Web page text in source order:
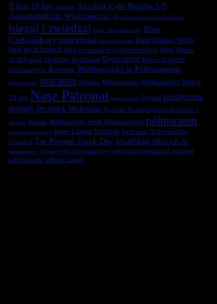
5 km 10 km Agrobex Agrobex Cykl Biegów 5/5
Automobilklub Wielkopolski Bieg Agrobex zalasewska Piątka
biegaj i zwiedzaj bieg charytatywny Bieg
Czekoladowy biegi górskie biegi w terenie Bieg Ognia i Wody
bieg po schodach Bieg po schodach Collegium Altum dieta Domix
AGD Poznań Duathlon Tor Poznań Dynasplint Korona Polskich
Półmaratonów Korona Wielkopolski w Półmaratonie
Koronawirus maraton Millano Mistrzostwa Wielkopolski Policji
10 km Nasz Patronat nawodnienie Poznań praktyczne
porady Przemek Walewski Przystań Posnania Puchar Polski PSP w
biegach Puchar Wielkopolski Służb Mundurowych półmaraton
strategia zwycięzcy Super League Triathlon Tor Poznań Tor Poznań Bieg
Formuła 1 Tor Poznań Track Day triathlon TRIGAR.PL
ultramaraton Uniwersytet Ekonomiczny wszystkoobieganiu.pl zdrowe
odżywianie zdrowe zasady